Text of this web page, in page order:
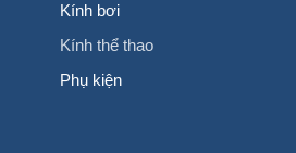
Kính bơi
Kính thể thao
Phụ kiện